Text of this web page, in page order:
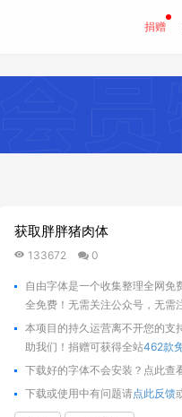
捐赠
获取胖胖猪肉体
133672 0
自由字体是一个收集整理全网免
全免费！无需关注公众号，无需
本项目的持久运营离不开您的支
助我们！捐赠可获得全站462款
下载好的字体不会安装？点此查
下载或使用中有问题请点此反馈